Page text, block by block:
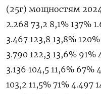
(25г) мощностям
2.268 73,2 8,1% 137%
3.467 123,8 13,8%
3.790 122,3 13,6% 91%
3.136 104,5 11,6%
103,2 11,5% 71% 4.497